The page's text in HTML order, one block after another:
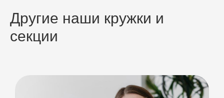
Другие наши кружки и
секции